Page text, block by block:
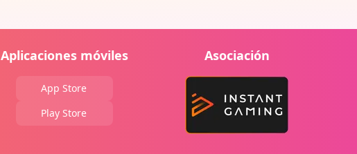
Aplicaciones móviles
App Store
Play Store
Asociación